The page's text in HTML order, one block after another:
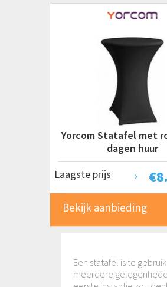
€ 0 tot € 10+
Yorcom Statafel met
dagen huur
€
Laagste prijs
Bekijk aanbieding
Een statafel is te
meerdere